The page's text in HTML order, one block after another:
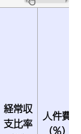
経常収
支比率
人件費
（％）